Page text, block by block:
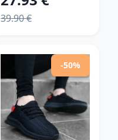
39.90 €
-50%